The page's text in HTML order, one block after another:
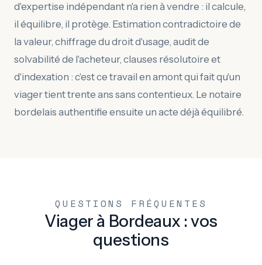
d'expertise indépendant n'a rien à vendre : il calcule,
il équilibre, il protège. Estimation contradictoire de
la valeur, chiffrage du droit d'usage, audit de
solvabilité de l'acheteur, clauses résolutoire et
d'indexation : c'est ce travail en amont qui fait qu'un
viager tient trente ans sans contentieux. Le notaire
bordelais authentifie ensuite un acte déjà équilibré.
QUESTIONS FRÉQUENTES
Viager à Bordeaux : vos
questions